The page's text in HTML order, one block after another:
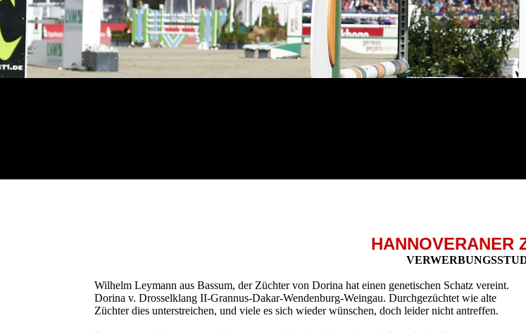
HANNOVERANER
Wilhelm Leymann aus Bassum, der Züchter von Dorina hat einen genetischen Schatz vereint.
Dorina v. Drosselklang II-Grannus-Dakar-Wendenburg-Weingau. Durchgezüchtet wie alte
Züchter dies unterstreichen, und viele es sich wieder wünschen, doch leider nicht antreffen.